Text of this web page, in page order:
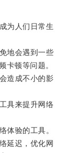
为人们日常生
地会遇到一些
卡顿等问题。
造成不小的影
具来提升网络
验的工具。
延迟，优化网